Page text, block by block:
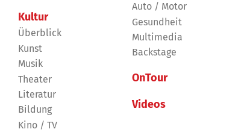
Kultur
Überblick
Kunst
Musik
Theater
Literatur
Bildung
Kino / TV
Auto / Motor
Gesundheit
Multimedia
Backstage
OnTour
Videos